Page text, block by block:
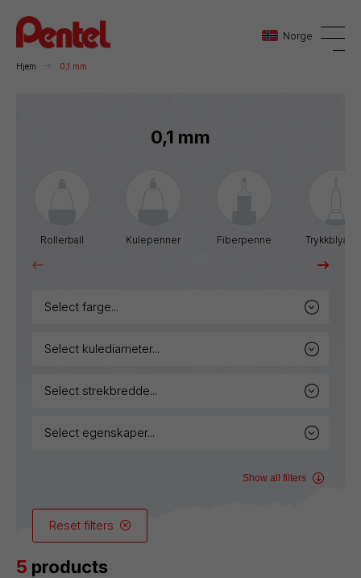
Norge
Sverige
Hjem 0,1 mm
0,1 mm
Rollerball Kulepenner Fiberpenne
select farge...
select kulediameter...
select strekbredde...
select egenskaper...
Show all filters
Reset filters
5 products